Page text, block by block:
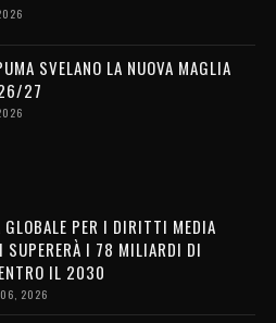
SVELANO LA NUOVA MAGLIA
27
GLOBALE PER I DIRITTI MEDIA
SUPERERÀ I 78 MILIARDI DI
IL 2030
06, 2026